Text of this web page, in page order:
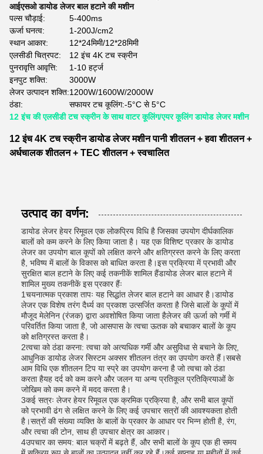
आईएसओ डायोड लेजर बाल हटाने की मशीन
पल्स चौड़ाई:
5-400ms
ऊर्जा घनत्व:
1-200J/cm2
स्थान आकार:
12*24मिमी/12*28मिमी
एलसीडी चित्रपट:
12 इंच 4K टच स्क्रीन
पुनरावृत्ति आवृत्ति:
1-10 हर्ट्ज
इनपुट शक्ति:
3000W
लेजर उत्पादन शक्ति:1200W/1600W/2000W
ठंडा:
सफायर टच कूलिंग:-5°C से 5°C
12 इंच की एलसीडी टच स्क्रीन के साथ वाटर कूलिंग/एयर कूलिंग डायोड लेजर मशीन
12 इंच 4K टच स्क्रीन डायोड लेजर मशीन पानी शीतलन + हवा शीतलन +
अर्धचालक शीतलन + TEC शीतलन + स्वचालित
उत्पाद का वर्णन:
डायोड लेजर हेयर रिमूवल एक लोकप्रिय विधि है जिसका उपयोग दीर्घकालिक
बालों को कम करने के लिए किया जाता है। यह एक विशिष्ट प्रकार के डायोड
लेजर का उपयोग बाल कूपों को लक्षित करने और क्षतिग्रस्त करने के लिए करता
है, भविष्य में बालों के विकास को बाधित करता है।इस प्रक्रिया में प्रभावी और
सुरक्षित बाल हटाने के लिए कई तकनीकें शामिल हैंडायोड लेजर बाल हटाने में
शामिल मुख्य तकनीकें इस प्रकार हैंः
1चयनात्मक प्रकाश तापः यह सिद्धांत लेजर बाल हटाने का आधार है।डायोड
लेजर एक विशेष तरंग दैर्ध्य का प्रकाश उत्सर्जित करता है जिसे बालों के कूपों में
मौजूद मेलेनिन (रंजक) द्वारा अवशोषित किया जाता हैलेजर की ऊर्जा को गर्मी में
परिवर्तित किया जाता है, जो आसपास के त्वचा ऊतक को बचाकर बालों के कूप
को क्षतिग्रस्त करता है।
2त्वचा को ठंडा करना: त्वचा को अत्यधिक गर्मी और असुविधा से बचाने के लिए,
आधुनिक डायोड लेजर सिस्टम अक्सर शीतलन तंत्र का उपयोग करते हैं।सबसे
आम विधि एक शीतलन टिप या स्प्रे का उपयोग करना है जो त्वचा को ठंडा
करता हैयह दर्द को कम करने और जलन या अन्य प्रतिकूल प्रतिक्रियाओं के
जोखिम को कम करने में मदद करता है।
3कई सत्रः लेजर हेयर रिमूवल एक क्रमिक प्रक्रिया है, और सभी बाल कूपों
को प्रभावी ढंग से लक्षित करने के लिए कई उपचार सत्रों की आवश्यकता होती
है।सत्रों की संख्या व्यक्ति के बालों के प्रकार के आधार पर भिन्न होती है, रंग,
और त्वचा की टोन, साथ ही उपचार क्षेत्र का आकार।
4उपचार का समय: बाल चक्रों में बढ़ते हैं, और सभी बालों के कूप एक ही समय